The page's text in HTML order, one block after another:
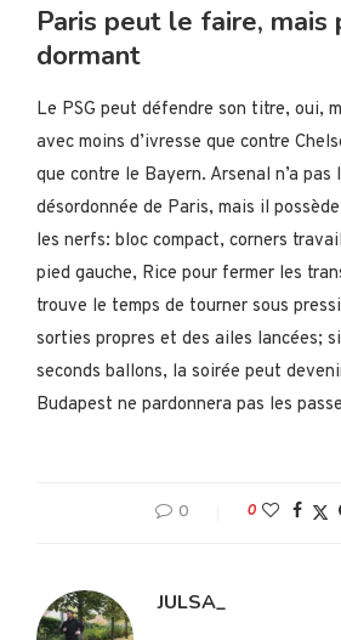
Paris peut le faire, mais
dormant
Le PSG peut défendre son titre, oui,
avec moins d’ivresse que contre
que contre le Bayern. Arsenal n’a pas
désordonnée de Paris, mais il
les nerfs: bloc compact, corners
pied gauche, Rice pour fermer les
trouve le temps de tourner sous
sorties propres et des ailes lancées;
seconds ballons, la soirée peut
Budapest ne pardonnera pas les
0 0
JULSA_